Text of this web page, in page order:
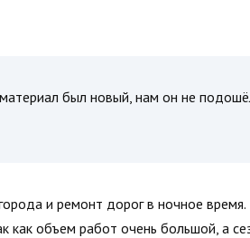
был новый, нам он не
и ремонт дорог в ночное
как объем работ очень большой, а